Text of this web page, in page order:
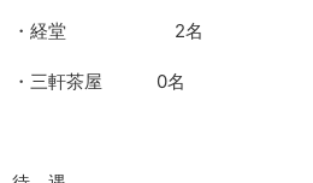
・経堂 2名
・三軒茶屋 0名